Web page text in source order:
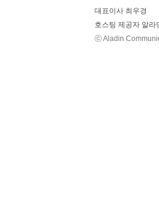
대표이사 최우경
호스팅 제공자 알라
ⓒ Aladin